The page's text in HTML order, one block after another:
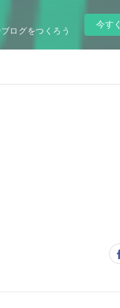
ログをつくろう
今す